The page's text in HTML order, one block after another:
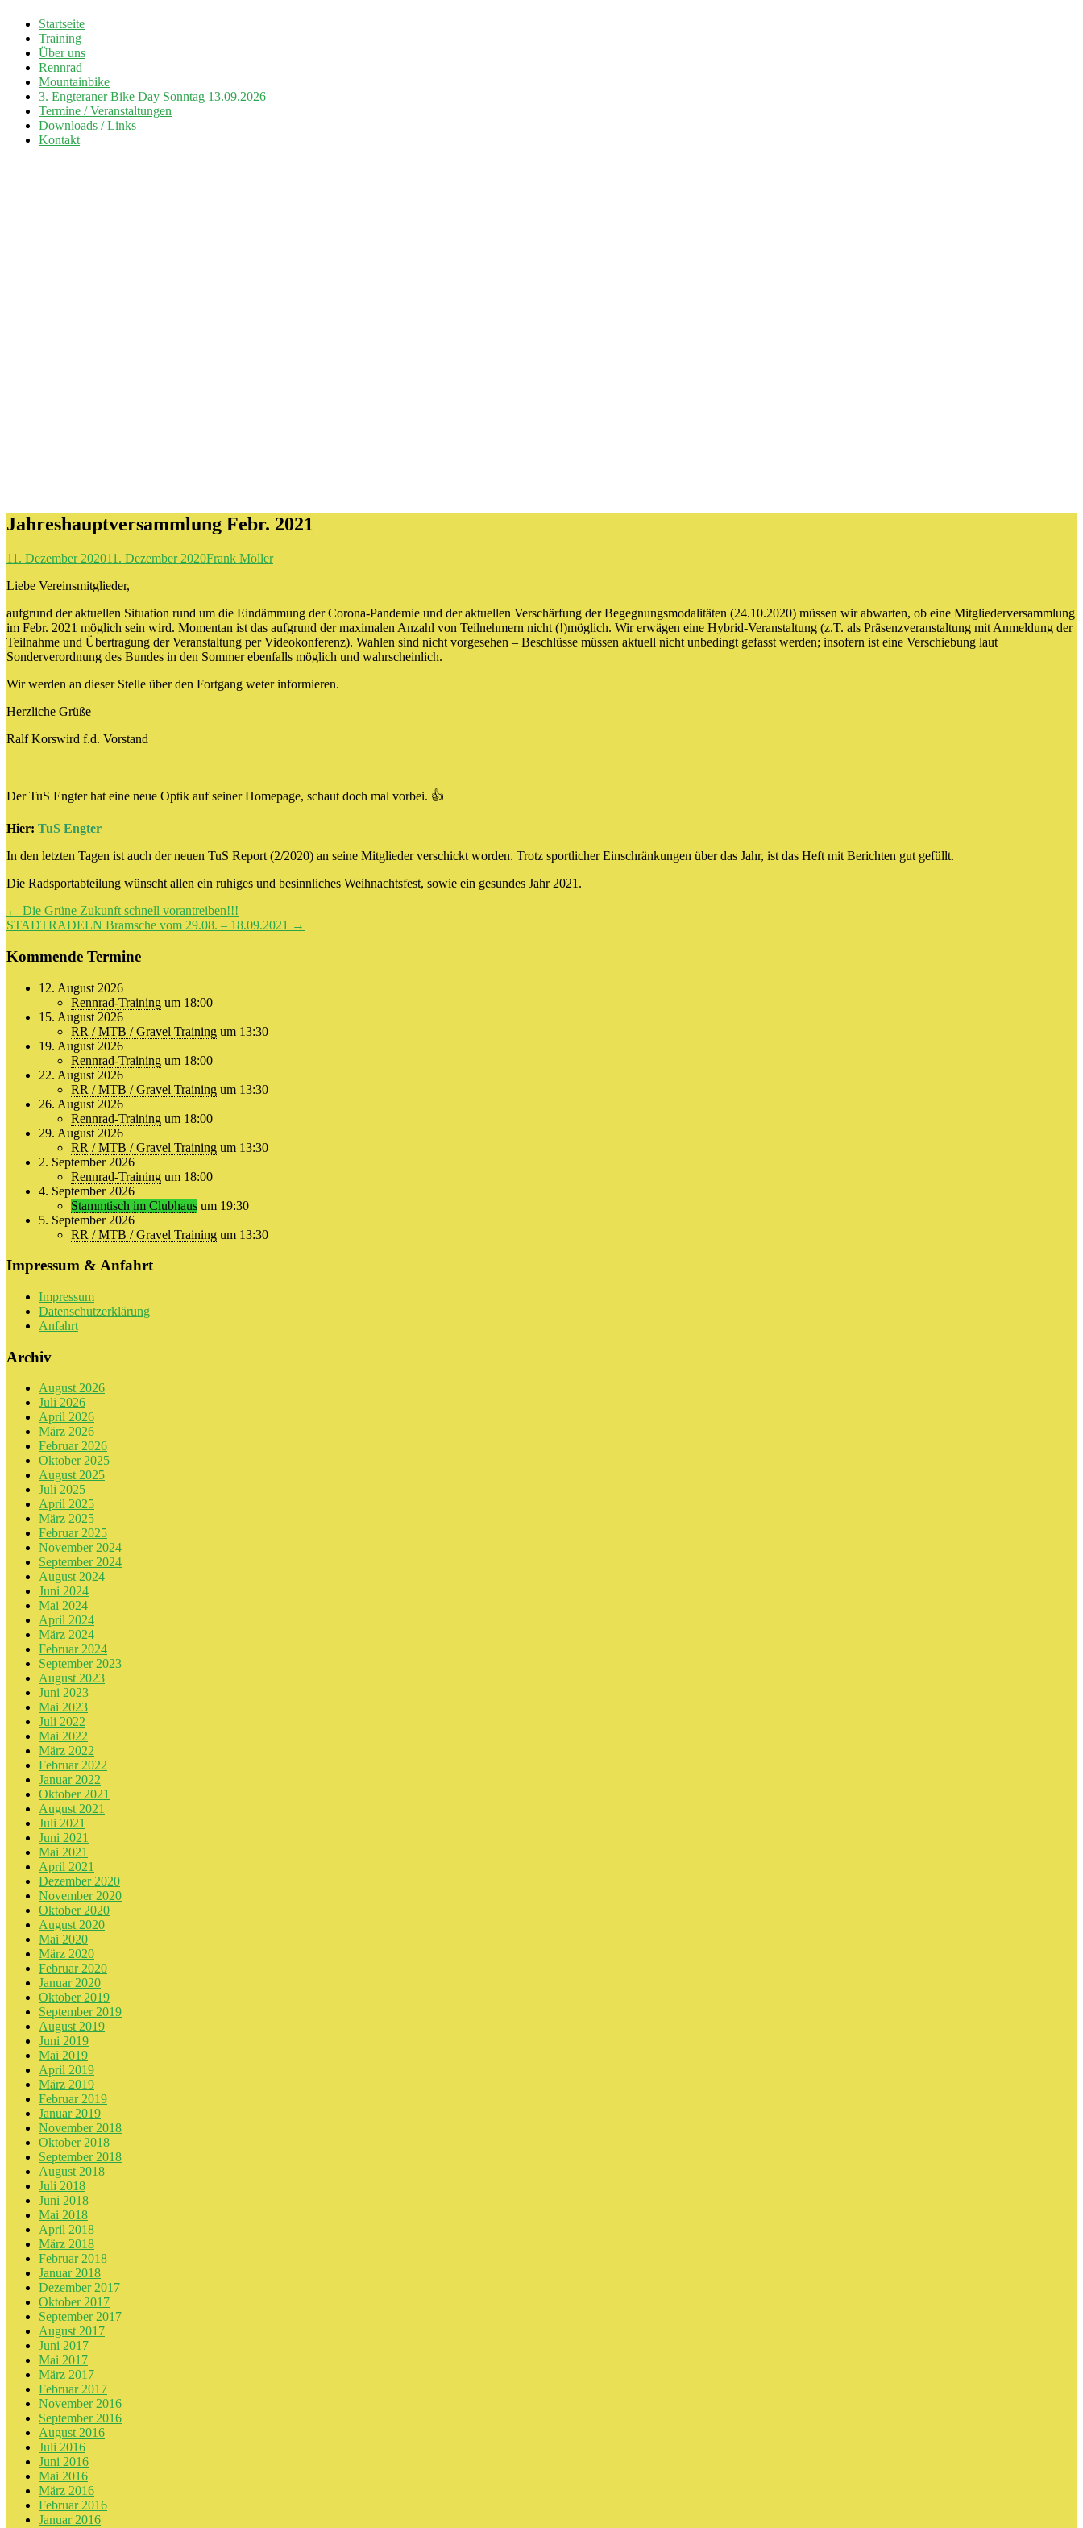
Zum
Inhalt
springen
Radsport TuS Engter
Startseite
Training
Über uns
Rennrad
Mountainbike
3. Engteraner Bike Day Sonntag 13.09.2026
Termine / Veranstaltungen
Downloads / Links
Kontakt
Jahreshauptversammlung Febr. 2021
11. Dezember 202011. Dezember 2020Frank Möller
Liebe Vereinsmitglieder,
aufgrund der aktuellen Situation rund um die Eindämmung der Corona-Pandemie und der aktuellen Verschärfung der Begegnungsmodalitäten (24.10.2020) müssen wir abwarten, ob eine Mitgliederversammlung
im Febr. 2021 möglich sein wird. Momentan ist das aufgrund der maximalen Anzahl von Teilnehmern nicht (!)möglich. Wir erwägen eine Hybrid-Veranstaltung (z.T. als Präsenzveranstaltung mit Anmeldung der
Teilnahme und Übertragung der Veranstaltung per Videokonferenz). Wahlen sind nicht vorgesehen – Beschlüsse müssen aktuell nicht unbedingt gefasst werden; insofern ist eine Verschiebung laut
Sonderverordnung des Bundes in den Sommer ebenfalls möglich und wahrscheinlich.
Wir werden an dieser Stelle über den Fortgang weter informieren.
Herzliche Grüße
Ralf Korswird f.d. Vorstand
Der TuS Engter hat eine neue Optik auf seiner Homepage, schaut doch mal vorbei. 👍
Hier: TuS Engter
In den letzten Tagen ist auch der neuen TuS Report (2/2020) an seine Mitglieder verschickt worden. Trotz sportlicher Einschränkungen über das Jahr, ist das Heft mit Berichten gut gefüllt.
Die Radsportabteilung wünscht allen ein ruhiges und besinnliches Weihnachtsfest, sowie ein gesundes Jahr 2021.
Beitragsnavigation
← Die Grüne Zukunft schnell vorantreiben!!!
STADTRADELN Bramsche vom 29.08. – 18.09.2021 →
Kommende Termine
12. August 2026
Rennrad-Training um 18:00
15. August 2026
RR / MTB / Gravel Training um 13:30
19. August 2026
Rennrad-Training um 18:00
22. August 2026
RR / MTB / Gravel Training um 13:30
26. August 2026
Rennrad-Training um 18:00
29. August 2026
RR / MTB / Gravel Training um 13:30
2. September 2026
Rennrad-Training um 18:00
4. September 2026
Stammtisch im Clubhaus um 19:30
5. September 2026
RR / MTB / Gravel Training um 13:30
Impressum & Anfahrt
Impressum
Datenschutzerklärung
Anfahrt
Archiv
August 2026
Juli 2026
April 2026
März 2026
Februar 2026
Oktober 2025
August 2025
Juli 2025
April 2025
März 2025
Februar 2025
November 2024
September 2024
August 2024
Juni 2024
Mai 2024
April 2024
März 2024
Februar 2024
September 2023
August 2023
Juni 2023
Mai 2023
Juli 2022
Mai 2022
März 2022
Februar 2022
Januar 2022
Oktober 2021
August 2021
Juli 2021
Juni 2021
Mai 2021
April 2021
Dezember 2020
November 2020
Oktober 2020
August 2020
Mai 2020
März 2020
Februar 2020
Januar 2020
Oktober 2019
September 2019
August 2019
Juni 2019
Mai 2019
April 2019
März 2019
Februar 2019
Januar 2019
November 2018
Oktober 2018
September 2018
August 2018
Juli 2018
Juni 2018
Mai 2018
April 2018
März 2018
Februar 2018
Januar 2018
Dezember 2017
Oktober 2017
September 2017
August 2017
Juni 2017
Mai 2017
März 2017
Februar 2017
November 2016
September 2016
August 2016
Juli 2016
Juni 2016
Mai 2016
März 2016
Februar 2016
Januar 2016